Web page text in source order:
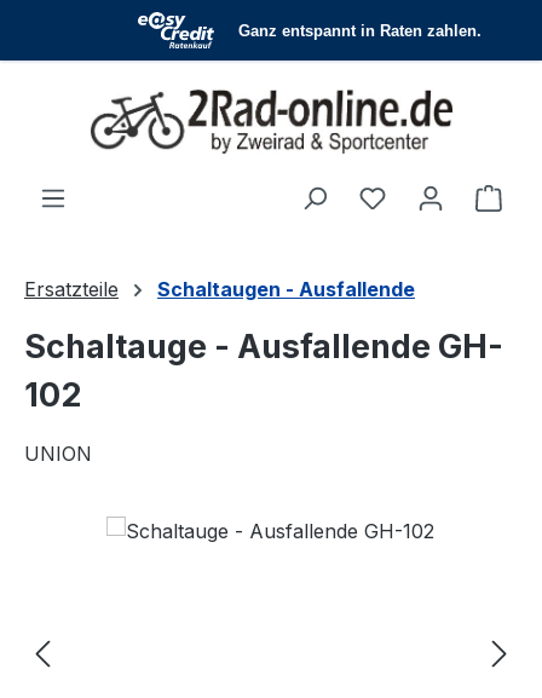
Zum Hauptinhalt springen
Du hast 0
Ersatzteile Schaltaugen - Ausfallende
Schaltauge - Ausfallende GH-
102
UNION